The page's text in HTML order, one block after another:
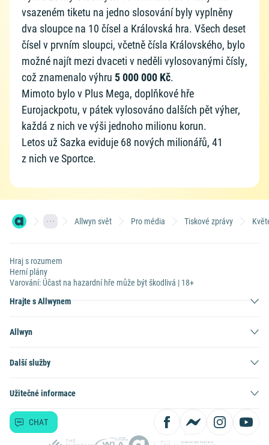
vsazeném tiketu na jedno slosování byly vyplněny
dva sloupce na 10 čísel a Královská hra. Všech deset
čísel v prvním sloupci, včetně čísla Královského, bylo
možné najít mezi dvaceti v neděli vylosovanými čísly,
což znamenalo výhru 5 000 000 Kč.
Mimoto bylo v Plus Mega, doplňkové hře
Eurojackpotu, v pátek vylosováno dalších pět výher,
každá z nich ve výši jednoho milionu korun.
Letos už Sazka eviduje 68 nových milionářů, 41
z nich ve Sportce.
Allwyn svět Pro média Tiskové zprávy
Hraj s rozumem
Herní plány
Varování: Účast na hazardní hře může být škodlivá | 18+
Hrajte s Allwynem
Allwyn
Další služby
Užitečné informace
CHAT